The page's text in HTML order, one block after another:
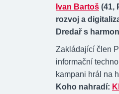
Ivan Bartoš (41,
rozvoj a
Dredař s
Zakládající člen
informační
kampani hrál na
Koho nahradí: